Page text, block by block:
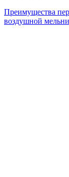
Преимущества
воздушной